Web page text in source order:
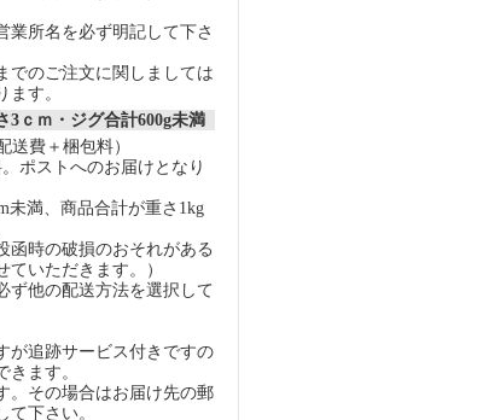
所名を必ず明記して下さ
でのご注文に関しましては
ます。
ｃｍ・ジグ合計600g未満
送費＋梱包料）
ポストへのお届けとなり
未満、商品合計が重さ1kg
函時の破損のおそれがある
ていただきます。）
他の配送方法を選択して
が追跡サービス付きですの
きます。
。その場合はお届け先の郵
て下さい。